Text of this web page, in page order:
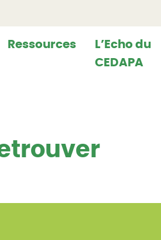
Ressources
L’Echo du
CEDAPA